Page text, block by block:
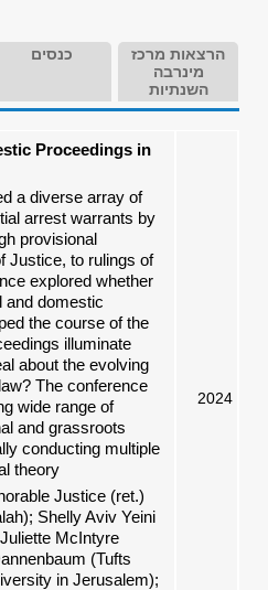
הרצאות מרכז
מינרבה
השנתיות
כנסים
2024
Proceedings in
a diverse array of
arrest warrants by
provisional
Justice, to rulings of
explored whether
and domestic
the course of the
illuminate
about the evolving
The conference
wide range of
and grassroots
conducting multiple
theory
Justice (ret.)
Shelly Aviv Yeini
McIntyre
(Tufts
in Jerusalem);